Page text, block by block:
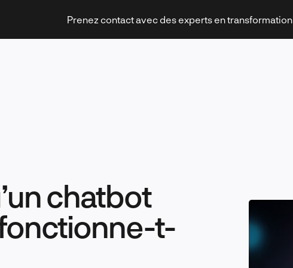
Prenez contact avec des experts en transformation
Technologies et innovation
chatbot
t-